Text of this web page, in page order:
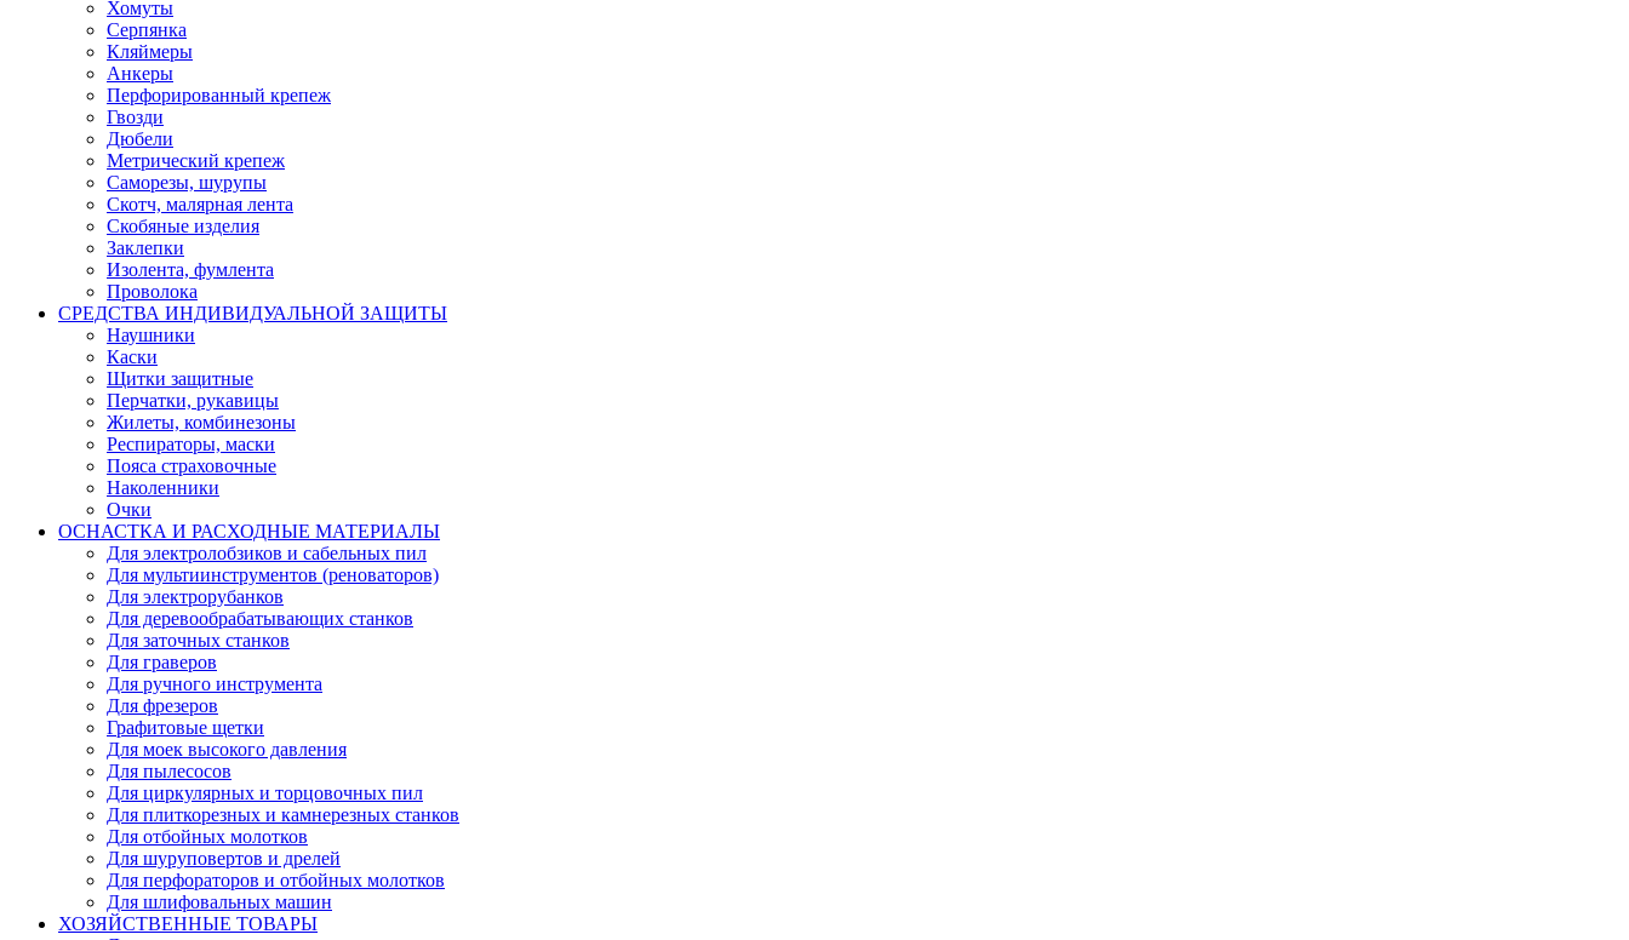
Хомуты
Серпянка
Кляймеры
Анкеры
Перфорированный крепеж
Гвозди
Дюбели
Метрический крепеж
Саморезы, шурупы
Скотч, малярная лента
Скобяные изделия
Заклепки
Изолента, фумлента
Проволока
СРЕДСТВА ИНДИВИДУАЛЬНОЙ ЗАЩИТЫ
Наушники
Каски
Щитки защитные
Перчатки, рукавицы
Жилеты, комбинезоны
Респираторы, маски
Пояса страховочные
Наколенники
Очки
ОСНАСТКА И РАСХОДНЫЕ МАТЕРИАЛЫ
Для электролобзиков и сабельных пил
Для мультиинструментов (реноваторов)
Для электрорубанков
Для деревообрабатывающих станков
Для заточных станков
Для граверов
Для ручного инструмента
Для фрезеров
Графитовые щетки
Для моек высокого давления
Для пылесосов
Для циркулярных и торцовочных пил
Для плиткорезных и камнерезных станков
Для отбойных молотков
Для шуруповертов и дрелей
Для перфораторов и отбойных молотков
Для шлифовальных машин
ХОЗЯЙСТВЕННЫЕ ТОВАРЫ